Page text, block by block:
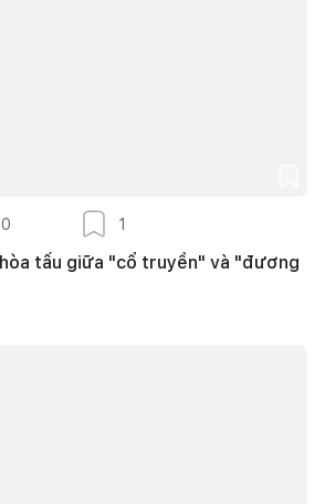
0 1
tấu giữa "cổ truyền" và "đương